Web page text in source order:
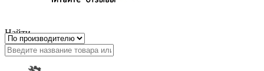
Найти